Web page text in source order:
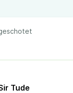
Tude